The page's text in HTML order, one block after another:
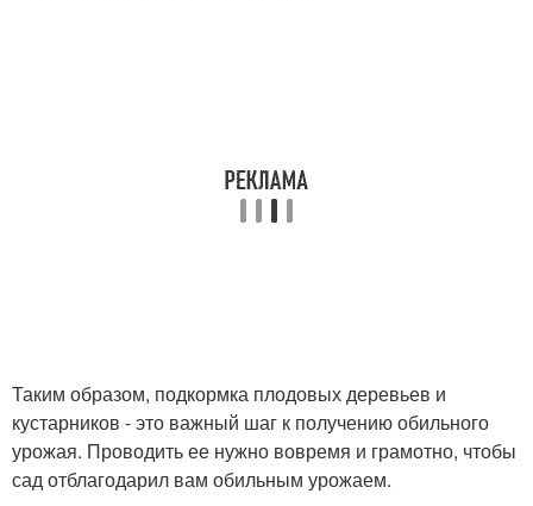
Таким образом, подкормка плодовых деревьев и
кустарников - это важный шаг к получению обильного
урожая. Проводить ее нужно вовремя и грамотно, чтобы
сад отблагодарил вам обильным урожаем.